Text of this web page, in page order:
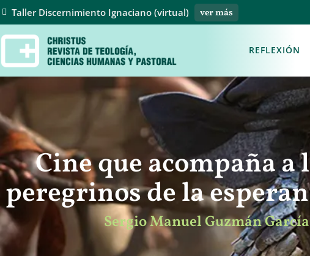
Taller Discernimiento Ignaciano (virtual) ver más
REFLEXIÓN
Cine que acompaña a
peregrinos de la
Sergio Manuel Guzmán